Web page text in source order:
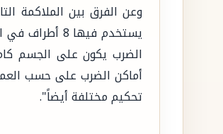
وعن الفرق بين الملاكمة
يستخدم
الضرب يكون على الجسم
أماكن الضرب على حسب العمر.
تحكيم مختلفة أيضاً".